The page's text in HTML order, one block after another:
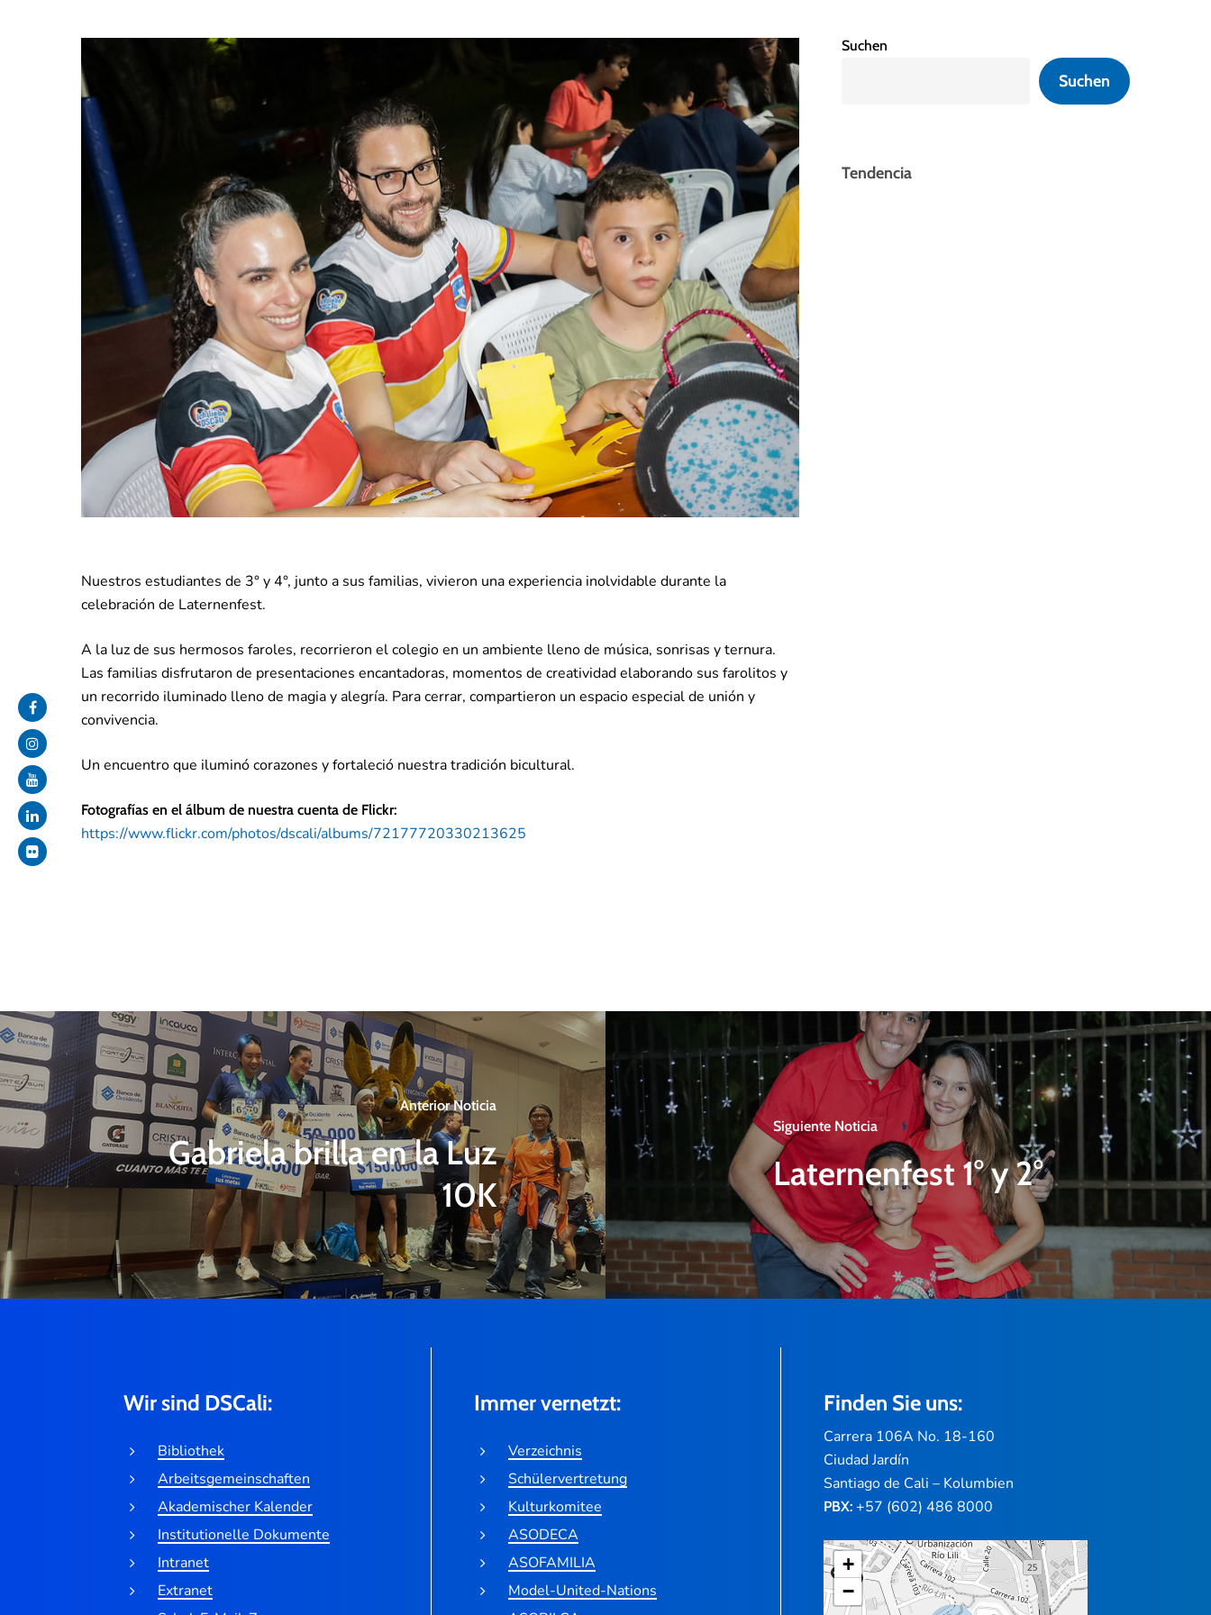
Nuestros estudiantes de 3° y 4°, junto a sus familias, vivieron una experiencia inolvidable durante la
celebración de Laternenfest.
A la luz de sus hermosos faroles, recorrieron el colegio en un ambiente lleno de música, sonrisas y ternura.
Las familias disfrutaron de presentaciones encantadoras, momentos de creatividad elaborando sus farolitos y
un recorrido iluminado lleno de magia y alegría. Para cerrar, compartieron un espacio especial de unión y
convivencia.
Un encuentro que iluminó corazones y fortaleció nuestra tradición bicultural.
Fotografías en el álbum de nuestra cuenta de Flickr:
https://www.flickr.com/photos/dscali/albums/72177720330213625
Suchen
Suchen
Tendencia
Anterior Noticia
Gabriela brilla en la Luz
10K
Siguiente Noticia
Laternenfest 1° y 2°
Wir sind DSCali:
Bibliothek
Arbeitsgemeinschaften
Akademischer Kalender
Institutionelle Dokumente
Intranet
Extranet
Immer vernetzt:
Verzeichnis
Schülervertretung
Kulturkomitee
ASODECA
ASOFAMILIA
Model-United-Nations
Finden Sie uns:
Carrera 106A No. 18-160
Ciudad Jardín
Santiago de Cali – Kolumbien
PBX:+57 (602) 486 8000
+
−